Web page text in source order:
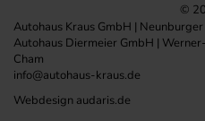
©
Autohaus Kraus GmbH |
Autohaus Diermeier GmbH |
Cham
info@autohaus-kraus.de
Webdesign audaris.de